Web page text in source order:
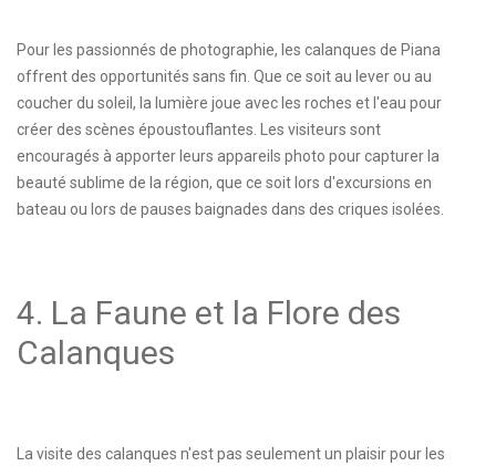
Pour les passionnés de photographie, les calanques de Piana
offrent des opportunités sans fin. Que ce soit au lever ou au
coucher du soleil, la lumière joue avec les roches et l'eau pour
créer des scènes époustouflantes. Les visiteurs sont
encouragés à apporter leurs appareils photo pour capturer la
beauté sublime de la région, que ce soit lors d'excursions en
bateau ou lors de pauses baignades dans des criques isolées.
4. La Faune et la Flore des
Calanques
La visite des calanques n'est pas seulement un plaisir pour les